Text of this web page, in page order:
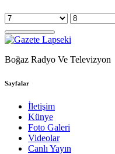
Boğaz Radyo Ve Televizyon
Sayfalar
İletişim
Künye
Foto Galeri
Videolar
Canlı Yayın